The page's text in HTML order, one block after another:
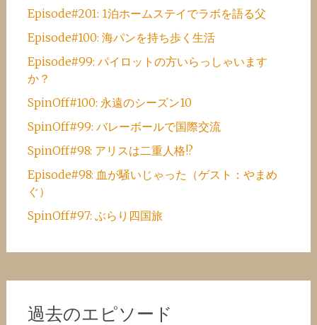
Episode#201: 1泊ホームステイでラボを語る父
Episode#100: 海パンを持ち歩く生活
Episode#99: パイロットの方いらっしゃいます
か？
SpinOff#100: 永遠のシーズン10
SpinOff#99: バレーボールで国際交流
SpinOff#98: アリスは二重人格!?
Episode#98: 血が騒いじゃった（ゲスト：やまめ
ぐ）
SpinOff#97: ぶらり四国旅
過去のエピソード